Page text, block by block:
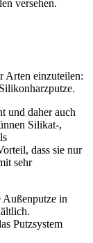
versehen.
Arten einzuteilen:
und daher auch
Silikat-,
dass sie nur
sehr
Außenputze in
Putzsystem